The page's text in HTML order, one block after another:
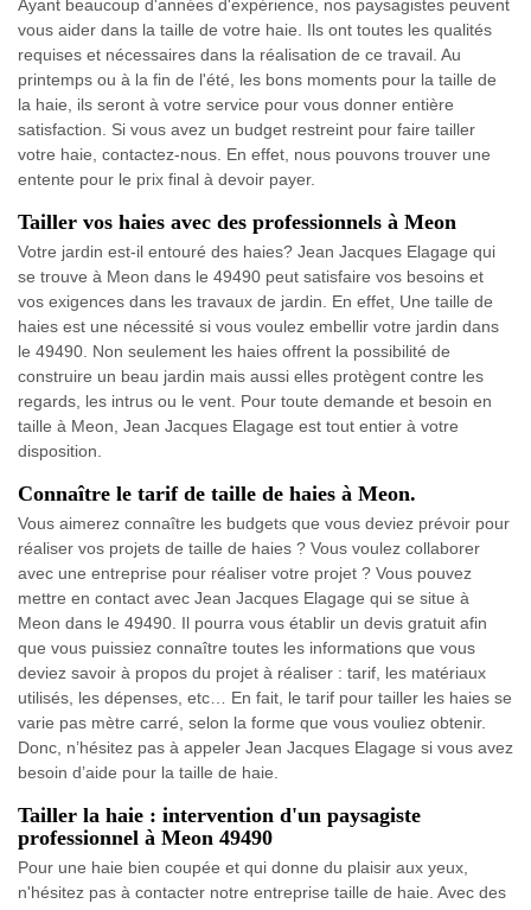
Ayant beaucoup d'années d'expérience, nos paysagistes peuvent
vous aider dans la taille de votre haie. Ils ont toutes les qualités
requises et nécessaires dans la réalisation de ce travail. Au
printemps ou à la fin de l'été, les bons moments pour la taille de
la haie, ils seront à votre service pour vous donner entière
satisfaction. Si vous avez un budget restreint pour faire tailler
votre haie, contactez-nous. En effet, nous pouvons trouver une
entente pour le prix final à devoir payer.
Tailler vos haies avec des professionnels à Meon
Votre jardin est-il entouré des haies? Jean Jacques Elagage qui
se trouve à Meon dans le 49490 peut satisfaire vos besoins et
vos exigences dans les travaux de jardin. En effet, Une taille de
haies est une nécessité si vous voulez embellir votre jardin dans
le 49490. Non seulement les haies offrent la possibilité de
construire un beau jardin mais aussi elles protègent contre les
regards, les intrus ou le vent. Pour toute demande et besoin en
taille à Meon, Jean Jacques Elagage est tout entier à votre
disposition.
Connaître le tarif de taille de haies à Meon.
Vous aimerez connaître les budgets que vous deviez prévoir pour
réaliser vos projets de taille de haies ? Vous voulez collaborer
avec une entreprise pour réaliser votre projet ? Vous pouvez
mettre en contact avec Jean Jacques Elagage qui se situe à
Meon dans le 49490. Il pourra vous établir un devis gratuit afin
que vous puissiez connaître toutes les informations que vous
deviez savoir à propos du projet à réaliser : tarif, les matériaux
utilisés, les dépenses, etc… En fait, le tarif pour tailler les haies se
varie pas mètre carré, selon la forme que vous vouliez obtenir.
Donc, n’hésitez pas à appeler Jean Jacques Elagage si vous avez
besoin d’aide pour la taille de haie.
Tailler la haie : intervention d'un paysagiste
professionnel à Meon 49490
Pour une haie bien coupée et qui donne du plaisir aux yeux,
n'hésitez pas à contacter notre entreprise taille de haie. Avec des